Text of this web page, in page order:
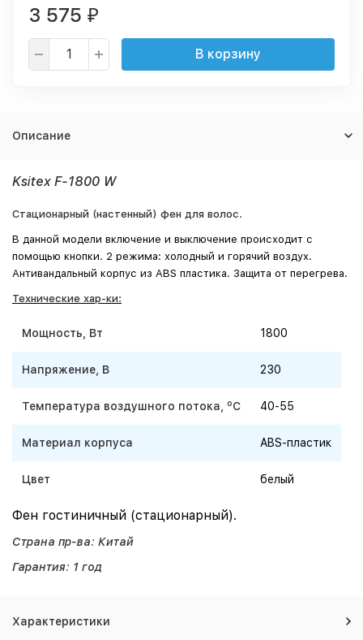
3 575 ₽
В корзину
Описание
Ksitex F-1800 W
Стационарный (настенный) фен для волос.
В данной модели включение и выключение происходит с
помощью кнопки. 2 режима: холодный и горячий воздух.
Антивандальный корпус из ABS пластика. Защита от перегрева.
Технические хар-ки:
Мощность, Вт 1800
Напряжение, В 230
Температура воздушного потока, oC 40-55
Материал корпуса ABS-пластик
Цвет белый
Фен гостиничный (стационарный).
Страна пр-ва: Китай
Гарантия: 1 год
Характеристики